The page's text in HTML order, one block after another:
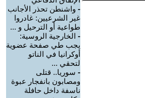
- واشنطن تحذر الأجانب
غير الشرعيين: غادروا
طواعية أو الترحيل و ...
- الخارجية الروسية:
يجب طي صفحة عضوية
أوكرانيا في الناتو
لتحقي ...
- سوريا.. قتلى
ومصابون بانفجار عبوة
ناسفة داخل حافلة